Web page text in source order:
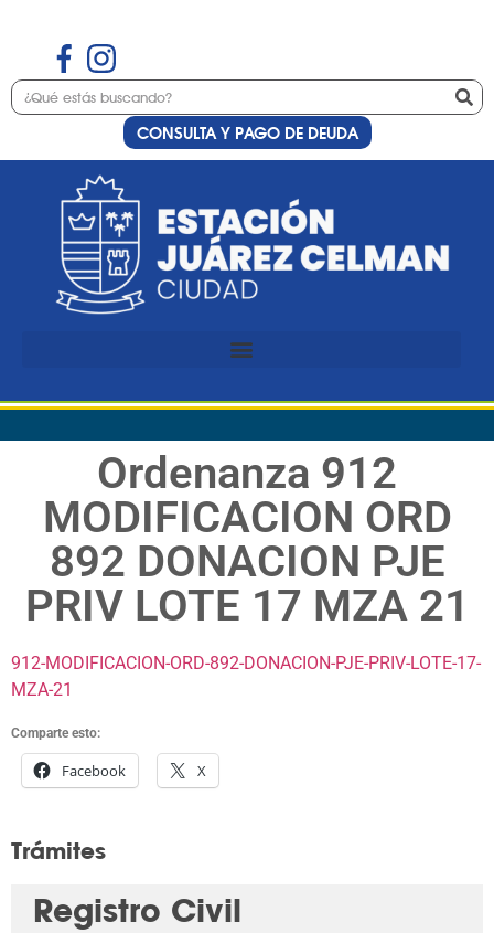
CONSULTA Y PAGO DE DEUDA
Ordenanza 912
MODIFICACION ORD
892 DONACION PJE
PRIV LOTE 17 MZA 21
912-MODIFICACION-ORD-892-DONACION-PJE-PRIV-LOTE-17-
MZA-21
Comparte esto:
Facebook X
Trámites
Registro Civil